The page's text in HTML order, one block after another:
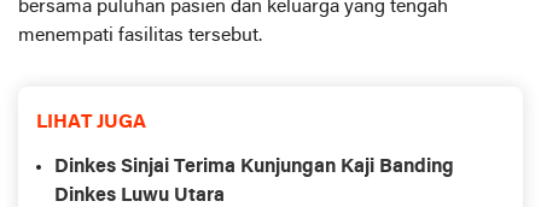
bersama puluhan pasien dan keluarga yang tengah
menempati fasilitas tersebut.
LIHAT JUGA
Dinkes Sinjai Terima Kunjungan Kaji Banding
Dinkes Luwu Utara